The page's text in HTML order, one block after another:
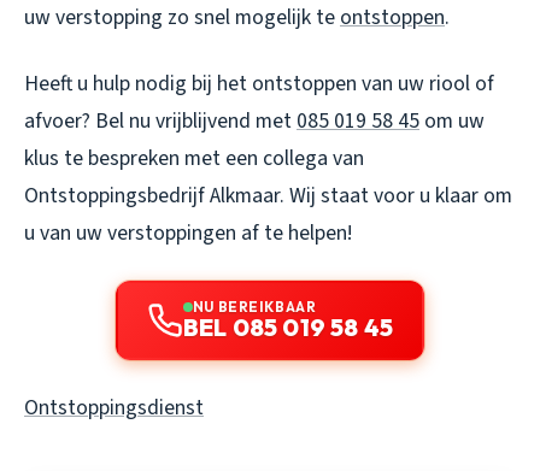
uw verstopping zo snel mogelijk te ontstoppen.
Heeft u hulp nodig bij het ontstoppen van uw riool of
afvoer? Bel nu vrijblijvend met 085 019 58 45 om uw
klus te bespreken met een collega van
Ontstoppingsbedrijf Alkmaar. Wij staat voor u klaar om
u van uw verstoppingen af te helpen!
NU BEREIKBAAR
BEL 085 019 58 45
Ontstoppingsdienst